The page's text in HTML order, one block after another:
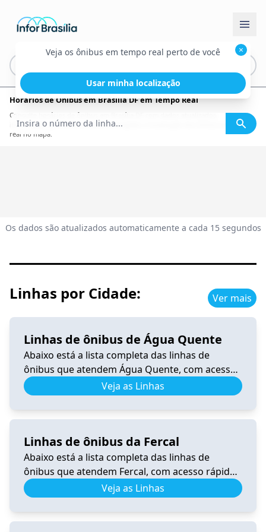
Horários de Ônibus em Brasília DF em Tempo Real
Consulte horários de ônibus em Brasília DF com dados atualizados,
informações por linha, itinerário completo e localização dos ônibus em tempo
real no mapa.
×
Veja os ônibus em tempo real perto de você
Usar minha localização
Os dados são atualizados automaticamente a cada 15 segundos
Linhas por Cidade: Ver mais
Linhas de ônibus de Água Quente
Abaixo está a lista completa das linhas de
ônibus que atendem Água Quente, com acesso
rápido a horários, itinerários e informações
atualizadas. 0.340 Horário de Ônibus 0.340
Real e Itinerário (2026) Ver horários 340.3
Horário de Ônibus 340.3 Recanto […]
Veja as Linhas
Linhas de ônibus da Fercal
Abaixo está a lista completa das linhas de
ônibus que atendem Fercal, com acesso rápido
a horários, itinerários e informações
atualizadas. 0.531 Horário de Ônibus 0.531
Veja as Linhas